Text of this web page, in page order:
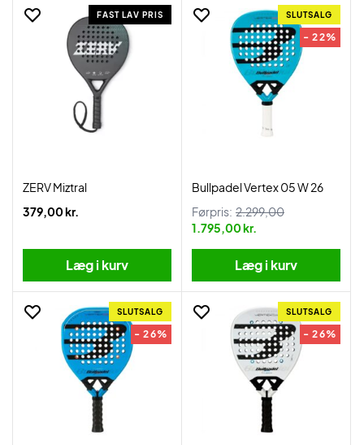
FAST LAV PRIS
ZERV Miztral
379,00 kr.
Læg i kurv
SLUTSALG
- 22%
Bullpadel Vertex 05 W 26
Førpris: 2.299,00
1.795,00 kr.
Læg i kurv
SLUTSALG
- 26%
SLUTSALG
- 26%